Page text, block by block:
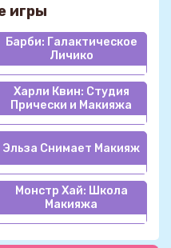
игры
Барби: Галактическое
Личико
Харли Квин: Студия
Прически и Макияжа
Эльза Снимает Макияж
Монстр Хай: Школа
Макияжа